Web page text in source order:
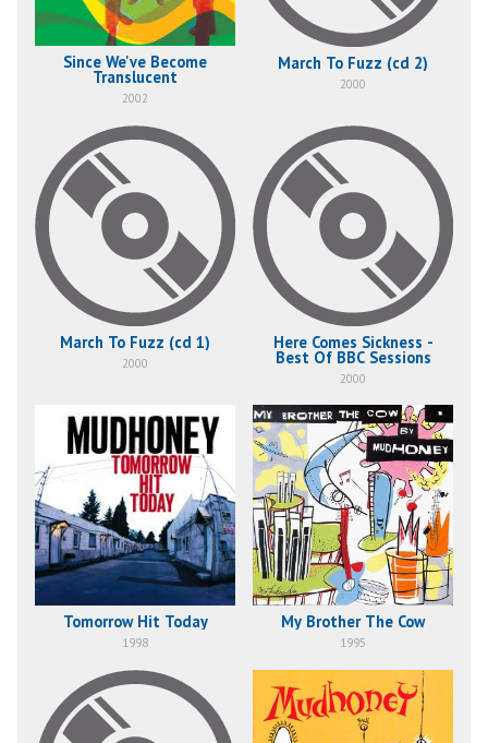
Since We've Become
Translucent
2002
March To Fuzz (cd 2)
2000
March To Fuzz (cd 1)
2000
Here Comes Sickness -
Best Of BBC Sessions
2000
Tomorrow Hit Today
1998
My Brother The Cow
1995